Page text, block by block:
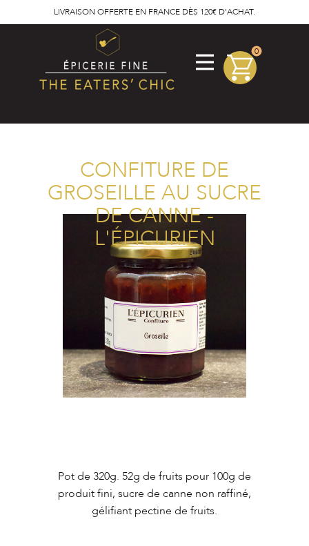
LIVRAISON OFFERTE EN FRANCE DÈS 120€ D'ACHAT.
0
CONFITURE DE
GROSEILLE AU SUCRE
DE CANNE -
L'ÉPICURIEN
Pot de 320g. 52g de fruits pour 100g de
produit fini, sucre de canne non raffiné,
gélifiant pectine de fruits.